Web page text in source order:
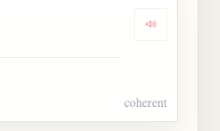
Dengarkan
coherent